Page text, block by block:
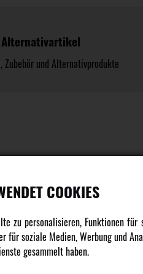
Alternativartikel
und Alternativprodukte
COOKIES
zu personalisieren, Funktionen
für soziale Medien, Werbung und
gesammelt haben.